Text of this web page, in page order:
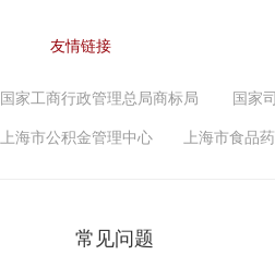
友情链接
国家工商行政管理总局商标局 国家
上海市公积金管理中心 上海市食品
常见问题